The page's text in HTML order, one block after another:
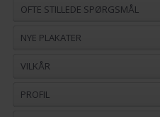
OFTE STILLEDE SPØRGSMÅL
NYE PLAKATER
VILKÅR
PROFIL